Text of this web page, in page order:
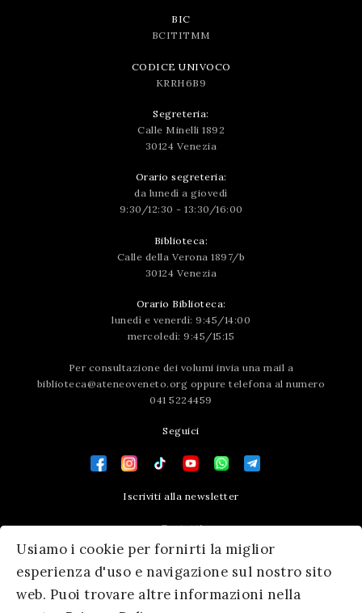
Usiamo i cookie per fornirti la miglior
esperienza d'uso e navigazione sul nostro sito
web. Puoi trovare altre informazioni nella
BIC
BCITITMM
CODICE UNIVOCO
KRRH6B9
Segreteria:
Calle Minelli 1892
30124 Venezia
Orario segreteria:
da lunedì a giovedì
9:30/12:30 - 13:30/16:00
Biblioteca:
Calle della Verona 1897/b
30124 Venezia
Orario Biblioteca:
lunedì e venerdì: 9:45/14:00
mercoledì: 9:45/15:15
Per consultazione dei volumi invia una mail a
biblioteca@ateneoveneto.org oppure telefona al numero
041 5224459
Seguici
Iscriviti alla newsletter
Contatti